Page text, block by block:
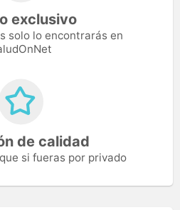
exclusivo
solo lo encontrarás en
de calidad
si fueras por privado